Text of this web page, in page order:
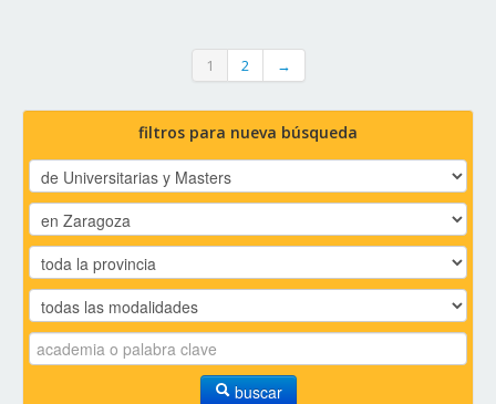
1 2 →
filtros para nueva búsqueda
buscar